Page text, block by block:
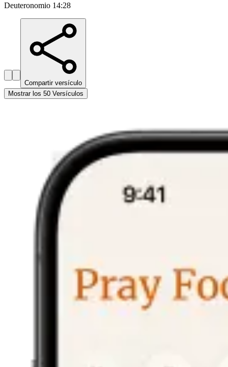
Deuteronomio 14:28
Compartir versículo
Mostrar los 50 Versículos